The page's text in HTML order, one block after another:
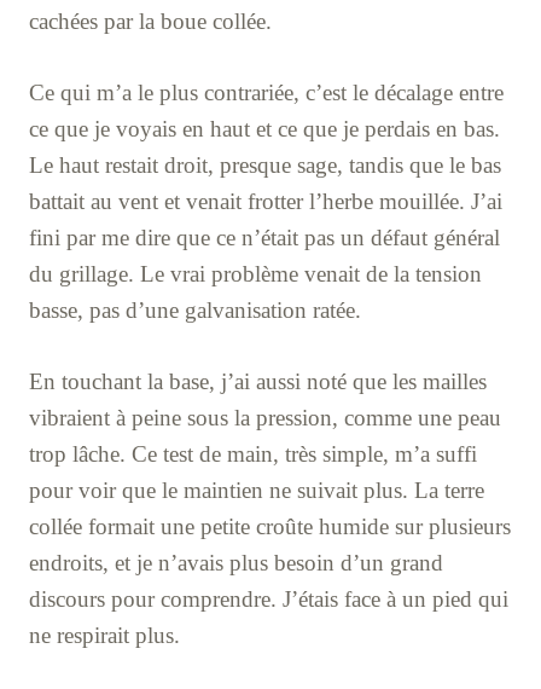
cachées par la boue collée.
Ce qui m’a le plus contrariée, c’est le décalage entre
ce que je voyais en haut et ce que je perdais en bas.
Le haut restait droit, presque sage, tandis que le bas
battait au vent et venait frotter l’herbe mouillée. J’ai
fini par me dire que ce n’était pas un défaut général
du grillage. Le vrai problème venait de la tension
basse, pas d’une galvanisation ratée.
En touchant la base, j’ai aussi noté que les mailles
vibraient à peine sous la pression, comme une peau
trop lâche. Ce test de main, très simple, m’a suffi
pour voir que le maintien ne suivait plus. La terre
collée formait une petite croûte humide sur plusieurs
endroits, et je n’avais plus besoin d’un grand
discours pour comprendre. J’étais face à un pied qui
ne respirait plus.